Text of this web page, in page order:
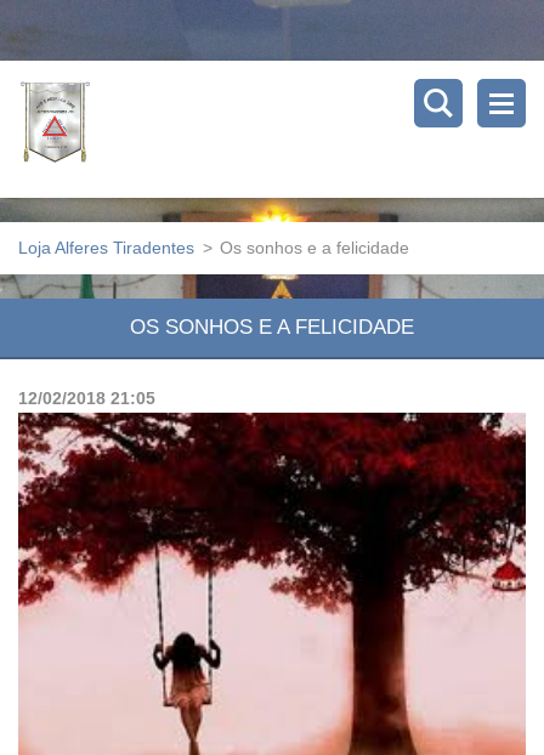
Loja Alferes Tiradentes > Os sonhos e a felicidade
OS SONHOS E A FELICIDADE
12/02/2018 21:05